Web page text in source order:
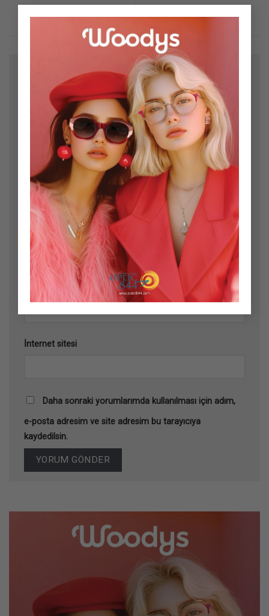
×
Bir yanıt yazın
E-posta adresiniz yayınlanmayacak. Gerekli alanlar
ile işaretlenmişlerdir
Yorum*
Ad
E-posta
İnternet sitesi
Daha sonraki yorumlarımda kullanılması için adım,
e-posta adresim ve site adresim bu tarayıcıya
kaydedilsin.